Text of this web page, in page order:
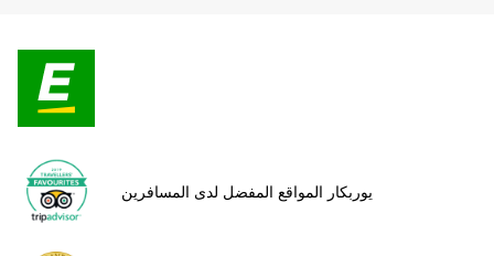
يوربكار المواقع المفضل لدى المسافرين